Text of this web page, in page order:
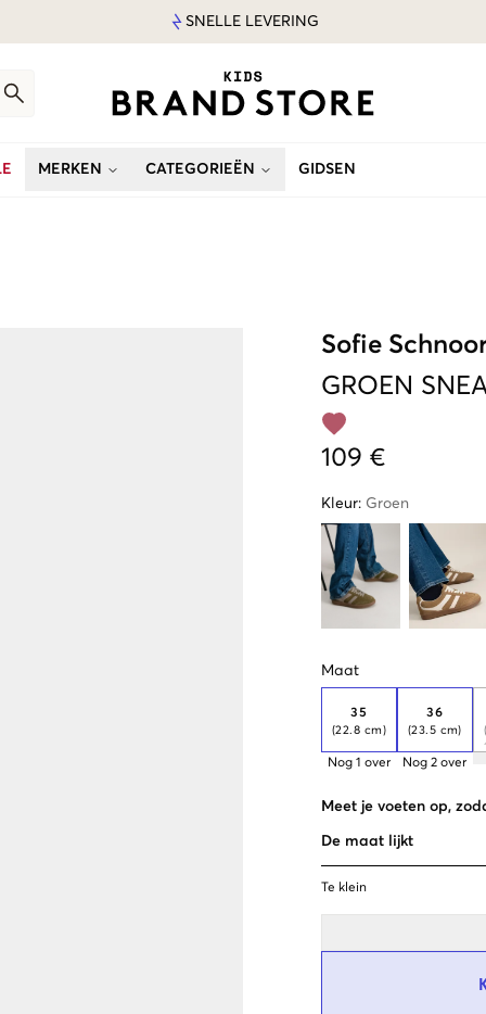
SNELLE LEVERING
MERKEN CATEGORIEËN GIDSEN
Sofie
GROEN
109 €
Kleur: Groen
Maat
35
(22.8 cm)
Nog 1 over
36
(23.5 cm)
Nog 2 over
Meet je voeten op,
De maat lijkt
Te klein